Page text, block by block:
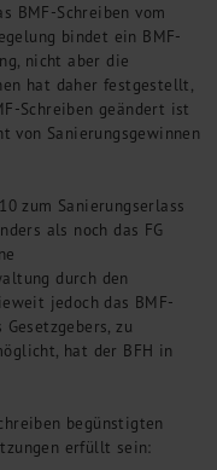
BMF-Schreiben vom
bindet ein BMF-
nicht aber die
hat daher festgestellt,
Schreiben geändert ist
von Sanierungsgewinnen
zum Sanierungserlass
als noch das FG
durch den
jedoch das BMF-
zu
hat der BFH in
begünstigten
erfüllt sein: